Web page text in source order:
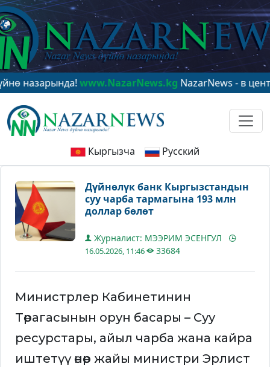
www.NazarNews.kgNazarNews - в центре
Кыргызча Русский
Дүйнөлүк банк Кыргызстандын
суу чарба тармагына 193 млн
доллар бөлөт
Журналист: МЭЭРИМ ЭСЕНГУЛ
16.05.2026, 11:46 33684
Министрлер Кабинетинин
Төрагасынын орун басары – Суу
ресурстары, айыл чарба жана кайра
иштетүү өнөр жайы министри Эрлист